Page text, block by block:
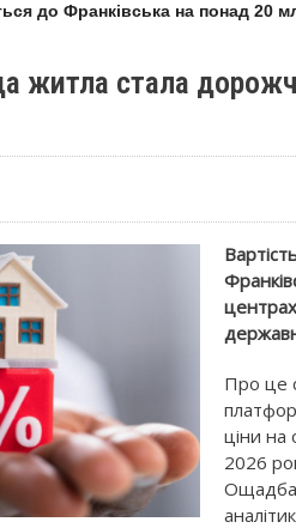
до Франківська на понад 20 млн
житла стала
Про це
ціни на
2026